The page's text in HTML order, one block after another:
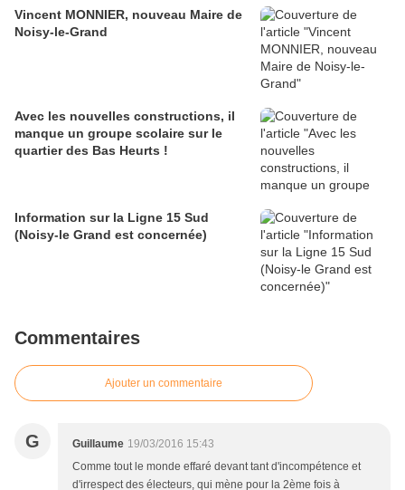
Vincent MONNIER, nouveau Maire de
Noisy-le-Grand
Avec les nouvelles constructions, il
manque un groupe scolaire sur le
quartier des Bas Heurts !
Information sur la Ligne 15 Sud
(Noisy-le Grand est concernée)
Commentaires
Ajouter un commentaire
G Guillaume 19/03/2016 15:43
Comme tout le monde effaré devant tant d'incompétence et
d'irrespect des électeurs, qui mène pour la 2ème fois à